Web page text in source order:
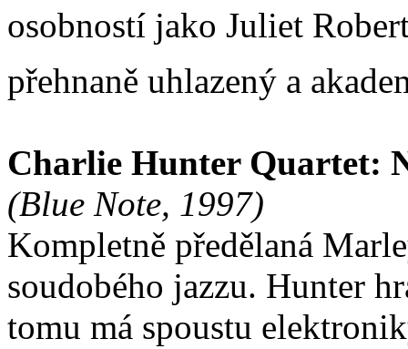
osobností jako Juliet
přehnaně uhlazený a
Charlie Hunter Quartet:
(Blue Note, 1997)
Kompletně předělaná
soudobého jazzu. Hunter
tomu má spoustu